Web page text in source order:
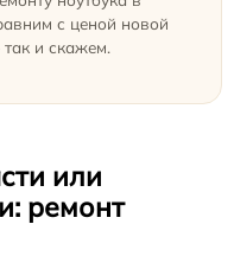
с ценой новой
и скажем.
или
ремонт